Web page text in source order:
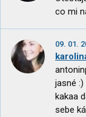
co mi
09. 01.
jasné
kakaa
sebe